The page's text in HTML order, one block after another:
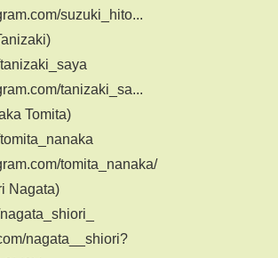
suzuki_hito...
tanizaki_sa...
Tomita)
tomita_nanaka/
Nagata)
nagata__shiori?